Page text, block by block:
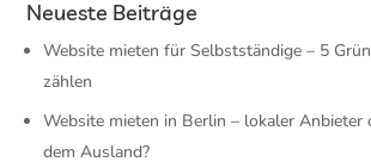
Neueste Beiträge
Website mieten für Selbstständige – 5
zählen
Website mieten in Berlin – lokaler Anbieter
dem Ausland?